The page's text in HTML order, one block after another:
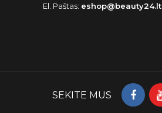
El. Paštas: eshop@beauty24.lt
SEKITE MUS